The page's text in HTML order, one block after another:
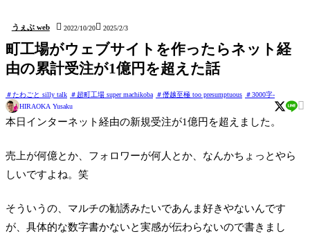
うぇぶ web  2022/10/20 2025/2/3
町工場がウェブサイトを作ったらネット経
由の累計受注が1億円を超えた話
たわごと silly talk 超町工場 super machikoba 僭越至極 too presumptuous
3000字-
HIRAOKA Yusaku

本日インターネット経由の新規受注が1億円を超えました。
売上が何億とか、フォロワーが何人とか、なんかちょっとやら
しいですよね。笑
そういうの、マルチの勧誘みたいであんま好きやないんです
が、具体的な数字書かないと実感が伝わらないので書きまし